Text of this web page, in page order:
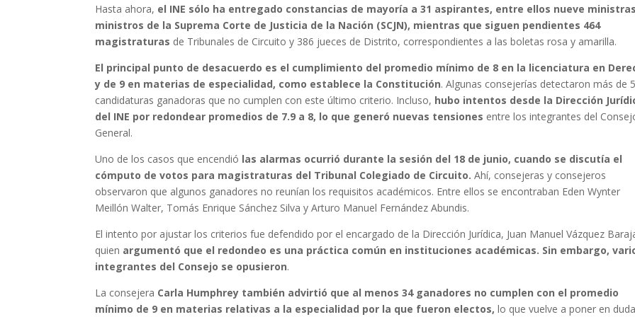
Hasta ahora, el INE sólo ha entregado constancias de mayoría a 31 aspirantes, entre ellos nueve
ministros de la Suprema Corte de Justicia de la Nación (SCJN), mientras que siguen pendientes 464
magistraturas de Tribunales de Circuito y 386 jueces de Distrito, correspondientes a las boletas rosa y amarilla.
El principal punto de desacuerdo es el cumplimiento del promedio mínimo de 8 en la licenciatura en
y de 9 en materias de especialidad, como establece la Constitución. Algunas consejerías detectaron más de
candidaturas ganadoras que no cumplen con este último criterio. Incluso, hubo intentos desde la Dirección
del INE por redondear promedios de 7.9 a 8, lo que generó nuevas tensiones entre los integrantes del
General.
Uno de los casos que encendió las alarmas ocurrió durante la sesión del 18 de junio, cuando se discutía el
cómputo de votos para magistraturas del Tribunal Colegiado de Circuito.Ahí, consejeras y consejeros
observaron que algunos ganadores no reunían los requisitos académicos. Entre ellos se encontraban Eden Wynter
Meillón Walter, Tomás Enrique Sánchez Silva y Arturo Manuel Fernández Abundis.
El intento por ajustar los criterios fue defendido por el encargado de la Dirección Jurídica, Juan Manuel Vázquez
quien argumentó que el redondeo es una práctica común en instituciones académicas. Sin embargo,
integrantes del Consejo se opusieron.
La consejera Carla Humphrey también advirtió que al menos 34 ganadores no cumplen con el promedio
mínimo de 9 en materias relativas a la especialidad por la que fueron electos, lo que vuelve a poner en